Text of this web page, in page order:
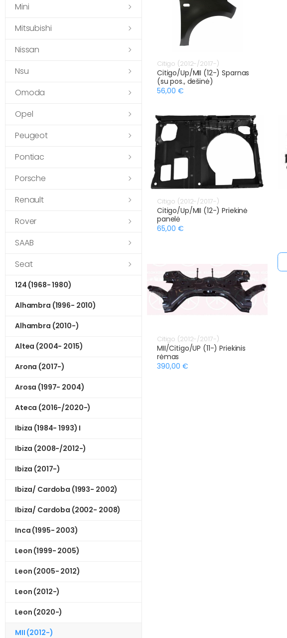
Mini
Mitsubishi
Nissan
Nsu
Omoda
Opel
Peugeot
Pontiac
Porsche
Renault
Rover
SAAB
Seat
124 (1968- 1980)
Alhambra (1996- 2010)
Alhambra (2010-)
Altea (2004- 2015)
Arona (2017-)
Arosa (1997- 2004)
Ateca (2016-/2020-)
Ibiza (1984- 1993) I
Ibiza (2008-/2012-)
Ibiza (2017-)
Ibiza/ Cardoba (1993- 2002)
Ibiza/ Cardoba (2002- 2008)
Inca (1995- 2003)
Leon (1999- 2005)
Leon (2005- 2012)
Leon (2012-)
Leon (2020-)
MII (2012-)
Citigo (2012-/2017-)
Citigo/Up/MII (12-) Sparnas
(su pos., dešinė)
56,00 €
Citigo (2012-/2017-)
Citigo/Up/MII (12-) Priekinė
panelė
65,00 €
Citigo (2012-/2017-)
MII/Citigo/UP (11-) Priekinis
rėmas
390,00 €